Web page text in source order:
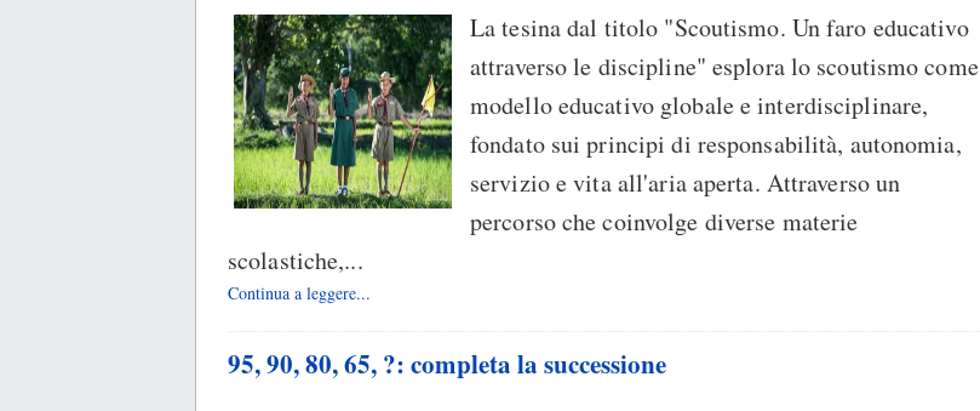
La tesina dal titolo "Scoutismo. Un faro educativo
attraverso le discipline" esplora lo scoutismo come
modello educativo globale e interdisciplinare,
fondato sui principi di responsabilità, autonomia,
servizio e vita all'aria aperta. Attraverso un
percorso che coinvolge diverse materie
scolastiche,...
Continua a leggere...
95, 90, 80, 65, ?: completa la successione